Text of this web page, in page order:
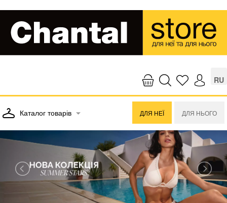
RU
Каталог товарів ДЛЯ НЕЇ ДЛЯ НЬОГО